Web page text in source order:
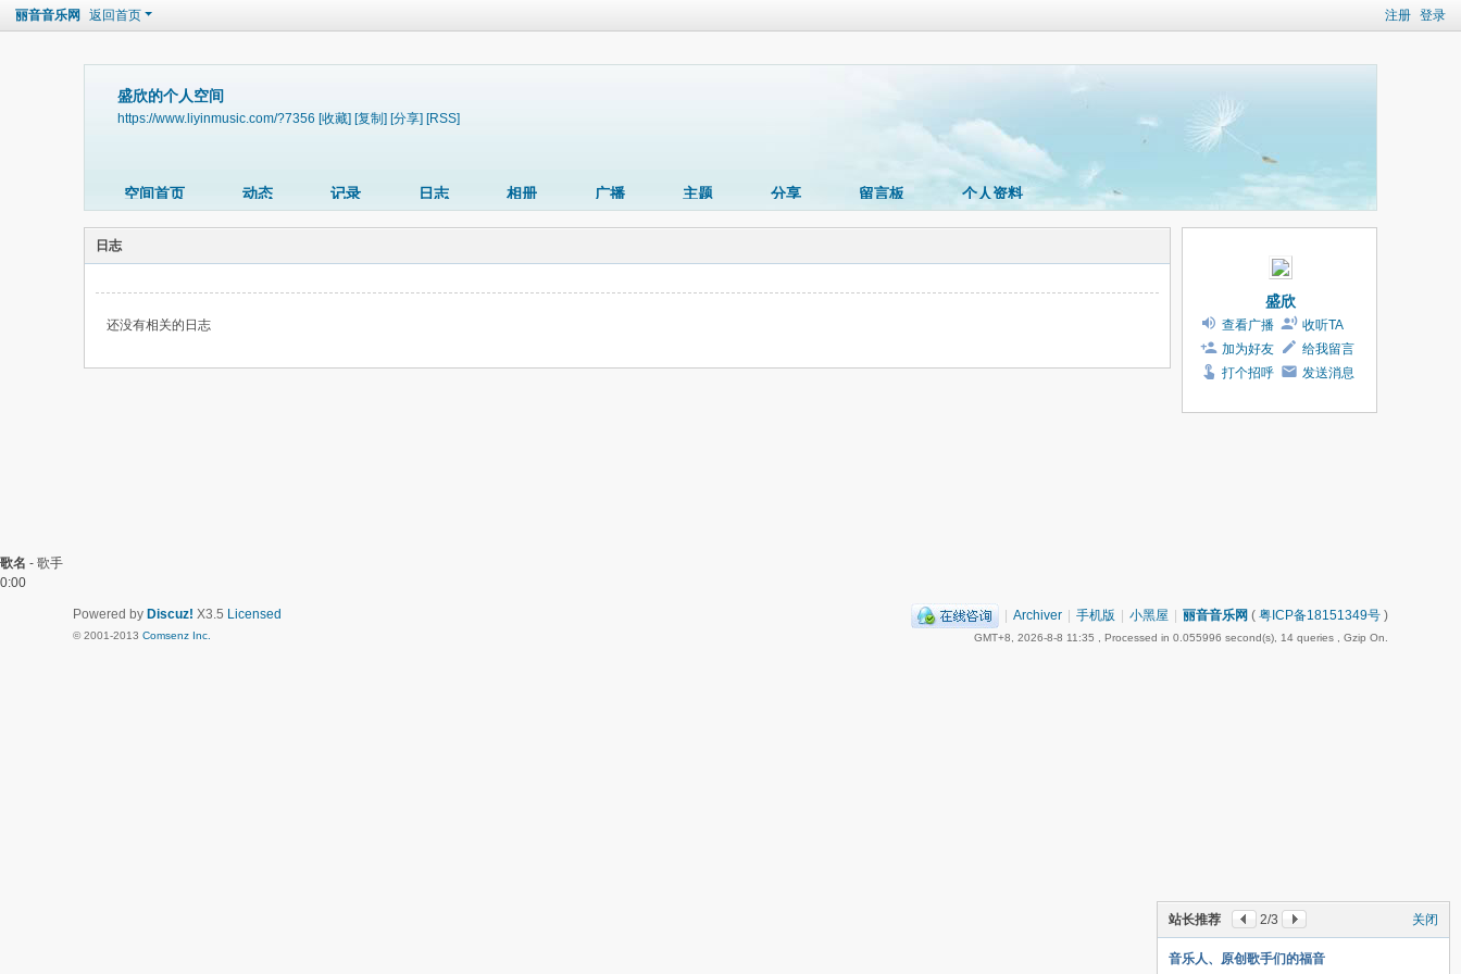
注册 登录
丽音音乐网 返回首页
盛欣的个人空间
https://www.liyinmusic.com/?7356 [收藏] [复制] [分享] [RSS]
空间首页 动态 记录 日志 相册 广播 主题 分享 留言板 个人资料
日志
还没有相关的日志
盛欣
查看广播
收听TA
加为好友
给我留言
打个招呼
发送消息
关闭
站长推荐 2/3
音乐人、原创歌手们的福音
歌名 - 歌手
0:00
| Archiver | 手机版 | 小黑屋 | 丽音音乐网 ( 粤ICP备18151349号 )
GMT+8, 2026-8-8 11:35 , Processed in 0.055996 second(s), 14 queries , Gzip On.
Powered by Discuz! X3.5 Licensed
© 2001-2013 Comsenz Inc.